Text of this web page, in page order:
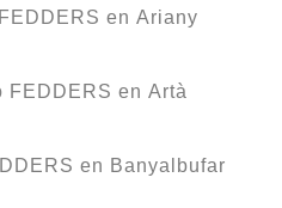
en Ariany
FEDDERS en Artà
en Banyalbufar